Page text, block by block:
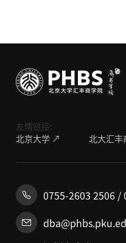
友情链接:
北京大学 ↗
北大汇
0755-2603 2506 /